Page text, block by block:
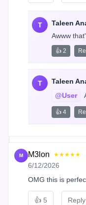
T Taleen
Awww
👍 2
T Taleen
@User
👍 4
M M3lon ★★★★★
6/12/2026
OMG this is
👍 5 Reply